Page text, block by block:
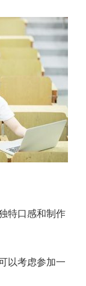
特口感和制作
以考虑参加一